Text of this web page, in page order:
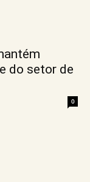
do setor de
0